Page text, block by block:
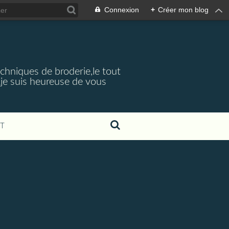
Connexion + Créer mon blog
de broderie,le tout
suis heureuse de vous